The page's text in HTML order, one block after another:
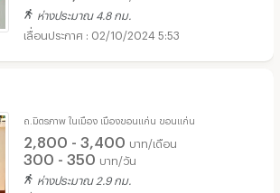
ห่างประมาณ 4.8 กม.
02/10/2024 5:53
ถ.มิตรภาพ ในเมือง เมืองขอนแก่น ขอนแก่น
2,800 - 3,400 บาท/เดือน
300 - 350 บาท/วัน
ห่างประมาณ 2.9 กม.